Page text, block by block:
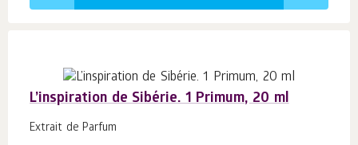
L’inspiration de Sibérie. 1 Primum, 20 ml
Extrait de Parfum